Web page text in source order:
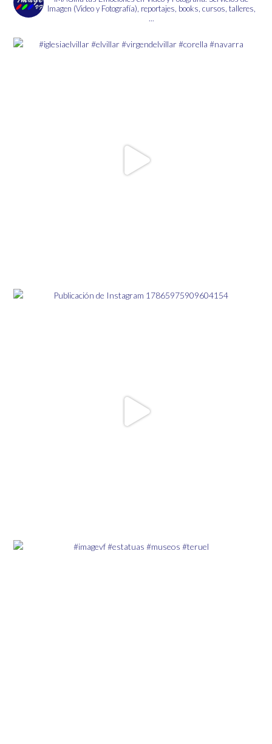
la
producto
Imagen (Video y Fotografía), reportajes, books, cursos, talleres,
...